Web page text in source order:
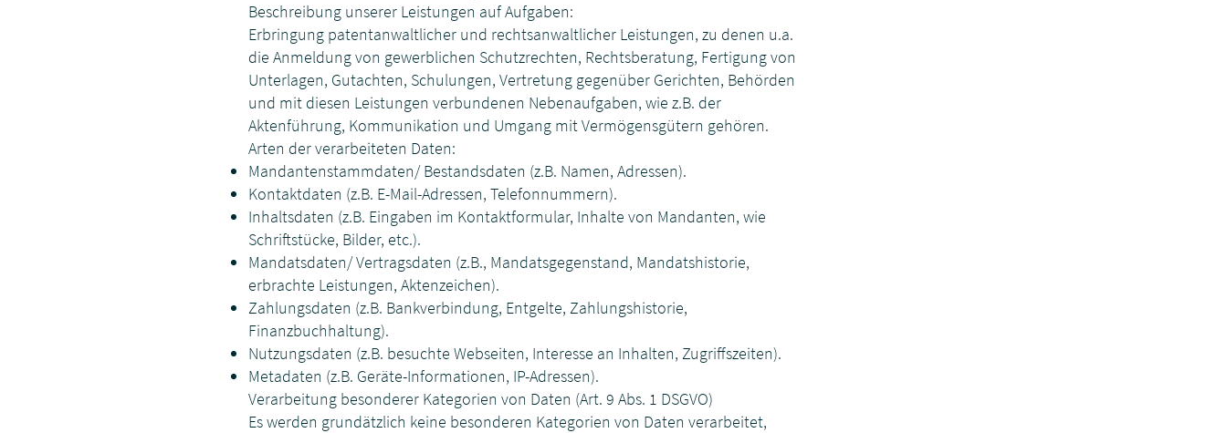
Beschreibung unserer Leistungen auf Aufgaben:
Erbringung patentanwaltlicher und rechtsanwaltlicher Leistungen, zu denen u.a.
die Anmeldung von gewerblichen Schutzrechten, Rechtsberatung, Fertigung von
Unterlagen, Gutachten, Schulungen, Vertretung gegenüber Gerichten, Behörden
und mit diesen Leistungen verbundenen Nebenaufgaben, wie z.B. der
Aktenführung, Kommunikation und Umgang mit Vermögensgütern gehören.
Arten der verarbeiteten Daten:
Mandantenstammdaten/ Bestandsdaten (z.B. Namen, Adressen).
Kontaktdaten (z.B. E-Mail-Adressen, Telefonnummern).
Inhaltsdaten (z.B. Eingaben im Kontaktformular, Inhalte von Mandanten, wie
Schriftstücke, Bilder, etc.).
Mandatsdaten/ Vertragsdaten (z.B., Mandatsgegenstand, Mandatshistorie,
erbrachte Leistungen, Aktenzeichen).
Zahlungsdaten (z.B. Bankverbindung, Entgelte, Zahlungshistorie,
Finanzbuchhaltung).
Nutzungsdaten (z.B. besuchte Webseiten, Interesse an Inhalten, Zugriffszeiten).
Metadaten (z.B. Geräte-Informationen, IP-Adressen).
Verarbeitung besonderer Kategorien von Daten (Art. 9 Abs. 1 DSGVO)
Es werden grundätzlich keine besonderen Kategorien von Daten verarbeitet,